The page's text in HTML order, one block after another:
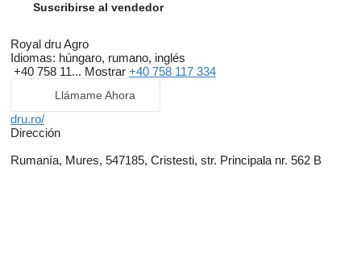
Suscribirse al vendedor
Royal dru Agro
Idiomas: húngaro, rumano, inglés
+40 758 11... Mostrar +40 758 117 334
Llámame Ahora
dru.ro/
Dirección
Rumanía, Mures, 547185, Cristesti, str. Principala nr. 562 B